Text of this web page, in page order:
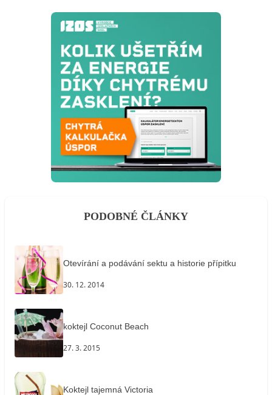
PODOBNÉ ČLÁNKY
Otevírání a podávání sektu a historie přípitku
30. 12. 2014
koktejl Coconut Beach
27. 3. 2015
Koktejl tajemná Victoria